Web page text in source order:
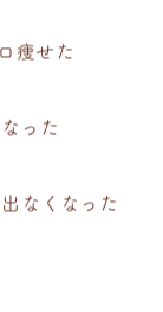
痩せた
った
なくなった